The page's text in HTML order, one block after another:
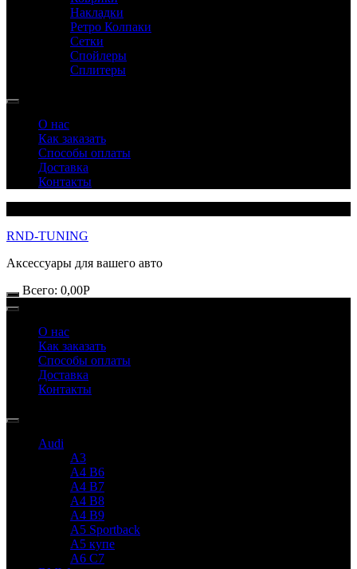
Накладки
Ретро Колпаки
Сетки
Спойлеры
Сплитеры
О нас
Как заказать
Способы оплаты
Доставка
Контакты
RND-TUNING
Аксессуары для вашего авто
Всего: 0,00Р
О нас
Как заказать
Способы оплаты
Доставка
Контакты
Audi
A3
A4 B6
A4 B7
A4 B8
A4 B9
A5 Sportback
A5 купе
A6 C7